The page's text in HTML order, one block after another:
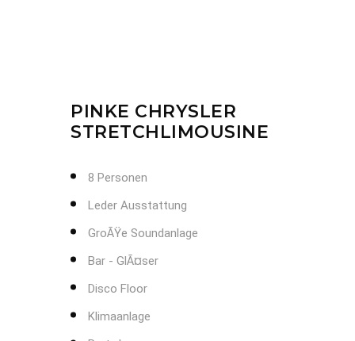
PINKE CHRYSLER
STRETCHLIMOUSINE
8 Personen
Leder Ausstattung
GroÃŸe Soundanlage
Bar - GlÃ¤ser
Disco Floor
Klimaanlage